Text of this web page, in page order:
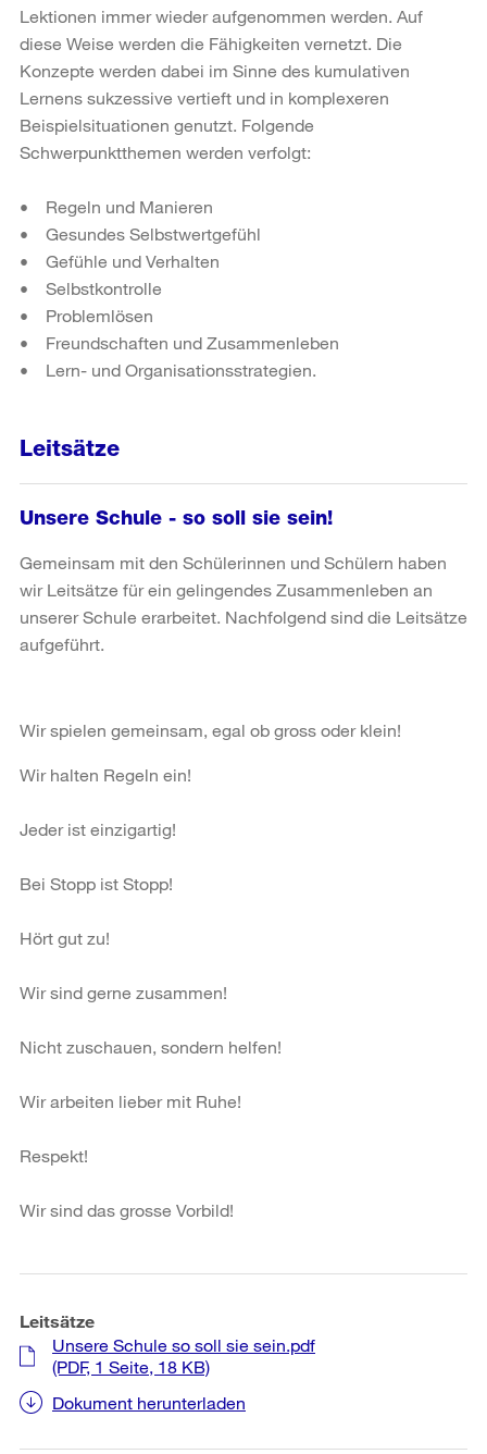
Lektionen immer wieder aufgenommen werden. Auf
diese Weise werden die Fähigkeiten vernetzt. Die
Konzepte werden dabei im Sinne des kumulativen
Lernens sukzessive vertieft und in komplexeren
Beispielsituationen genutzt. Folgende
Schwerpunktthemen werden verfolgt:
• Regeln und Manieren
• Gesundes Selbstwertgefühl
• Gefühle und Verhalten
• Selbstkontrolle
• Problemlösen
• Freundschaften und Zusammenleben
• Lern- und Organisationsstrategien.
Leitsätze
Unsere Schule - so soll sie sein!
Gemeinsam mit den Schülerinnen und Schülern haben
wir Leitsätze für ein gelingendes Zusammenleben an
unserer Schule erarbeitet. Nachfolgend sind die Leitsätze
aufgeführt.
Wir spielen gemeinsam, egal ob gross oder klein!
Wir halten Regeln ein!
Jeder ist einzigartig!
Bei Stopp ist Stopp!
Hört gut zu!
Wir sind gerne zusammen!
Nicht zuschauen, sondern helfen!
Wir arbeiten lieber mit Ruhe!
Respekt!
Wir sind das grosse Vorbild!
Leitsätze
Unsere Schule so soll sie sein.pdf
(PDF, 1 Seite, 18 KB)
Dokument herunterladen